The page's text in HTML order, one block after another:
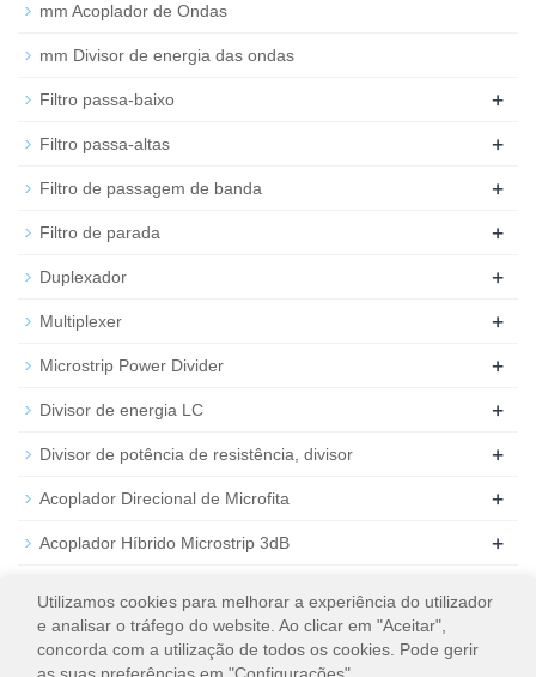
mm Acoplador de Ondas
mm Divisor de energia das ondas
Filtro passa-baixo +
Filtro passa-altas +
Filtro de passagem de banda +
Filtro de parada +
Duplexador +
Multiplexer +
Microstrip Power Divider +
Divisor de energia LC +
Divisor de potência de resistência, divisor +
Acoplador Direcional de Microfita +
Acoplador Híbrido Microstrip 3dB +
Carga de RF coaxial
Utilizamos cookies para melhorar a experiência do utilizador
e analisar o tráfego do website. Ao clicar em "Aceitar",
concorda com a utilização de todos os cookies. Pode gerir